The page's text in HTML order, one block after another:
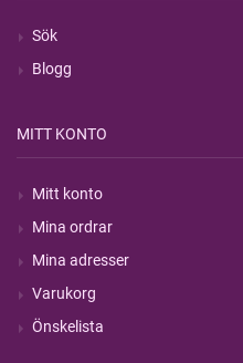
Sök
Blogg
MITT KONTO
Mitt konto
Mina ordrar
Mina adresser
Varukorg
Önskelista